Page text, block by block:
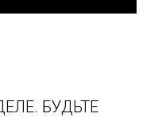
БУДЬТЕ